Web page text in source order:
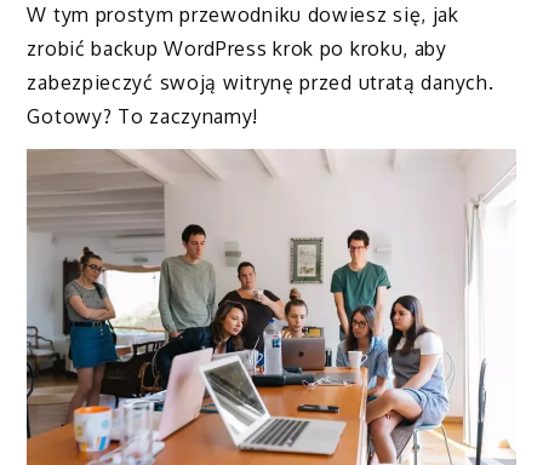
W tym prostym przewodniku dowiesz się, jak
zrobić backup WordPress krok po kroku, aby
zabezpieczyć swoją witrynę przed utratą danych.
Gotowy? To zaczynamy!